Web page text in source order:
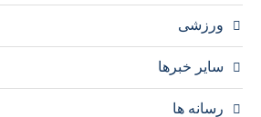
ورزشی
سایر خبرها
رسانه ها